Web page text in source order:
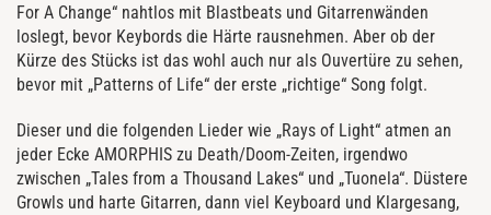
For A Change“ nahtlos mit Blastbeats und Gitarrenwänden
loslegt, bevor Keybords die Härte rausnehmen. Aber ob der
Kürze des Stücks ist das wohl auch nur als Ouvertüre zu sehen,
bevor mit „Patterns of Life“ der erste „richtige“ Song folgt.
Dieser und die folgenden Lieder wie „Rays of Light“ atmen an
jeder Ecke AMORPHIS zu Death/Doom-Zeiten, irgendwo
zwischen „Tales from a Thousand Lakes“ und „Tuonela“. Düstere
Growls und harte Gitarren, dann viel Keyboard und Klargesang,